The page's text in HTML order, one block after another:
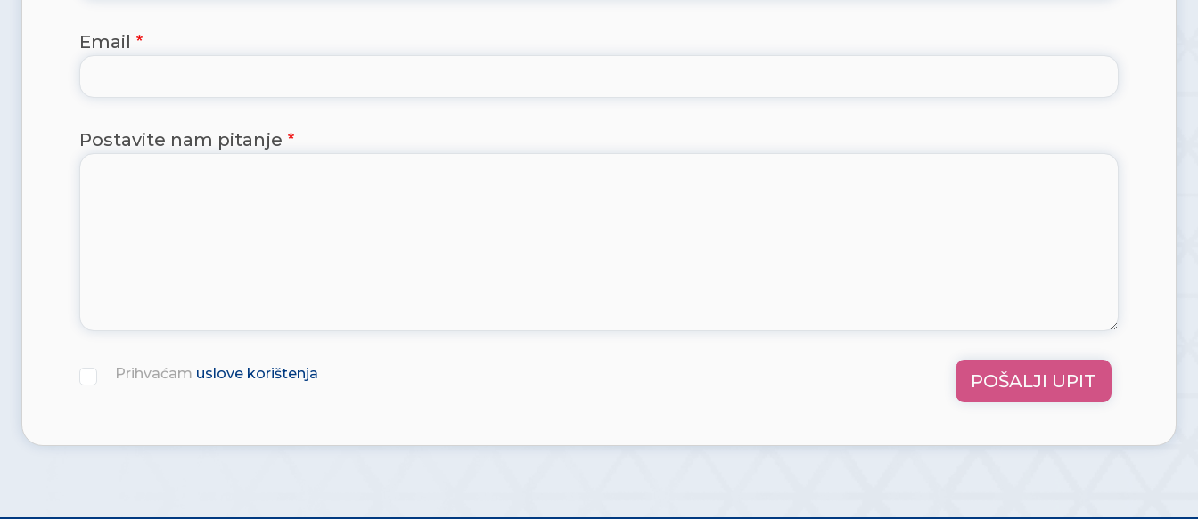
Email
Postavite nam pitanje
Prihvaćam uslove korištenja POŠALJI UPIT